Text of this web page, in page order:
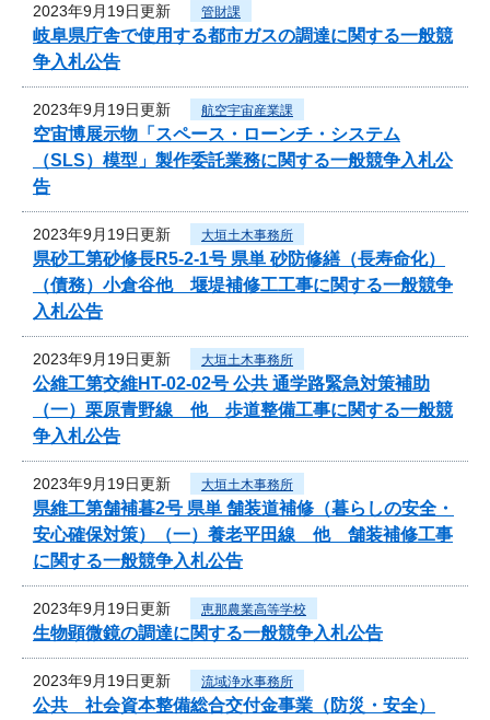
2023年9月19日更新 管財課
岐阜県庁舎で使用する都市ガスの調達に関する一般競
争入札公告
2023年9月19日更新 航空宇宙産業課
空宙博展示物「スペース・ローンチ・システム
（SLS）模型」製作委託業務に関する一般競争入札公
告
2023年9月19日更新 大垣土木事務所
県砂工第砂修長R5-2-1号 県単 砂防修繕（長寿命化）
（債務）小倉谷他 堰堤補修工工事に関する一般競争
入札公告
2023年9月19日更新 大垣土木事務所
公維工第交維HT-02-02号 公共 通学路緊急対策補助
（一）栗原青野線 他 歩道整備工事に関する一般競
争入札公告
2023年9月19日更新 大垣土木事務所
県維工第舗補暮2号 県単 舗装道補修（暮らしの安全・
安心確保対策）（一）養老平田線 他 舗装補修工事
に関する一般競争入札公告
2023年9月19日更新 恵那農業高等学校
生物顕微鏡の調達に関する一般競争入札公告
2023年9月19日更新 流域浄水事務所
公共 社会資本整備総合交付金事業（防災・安全）